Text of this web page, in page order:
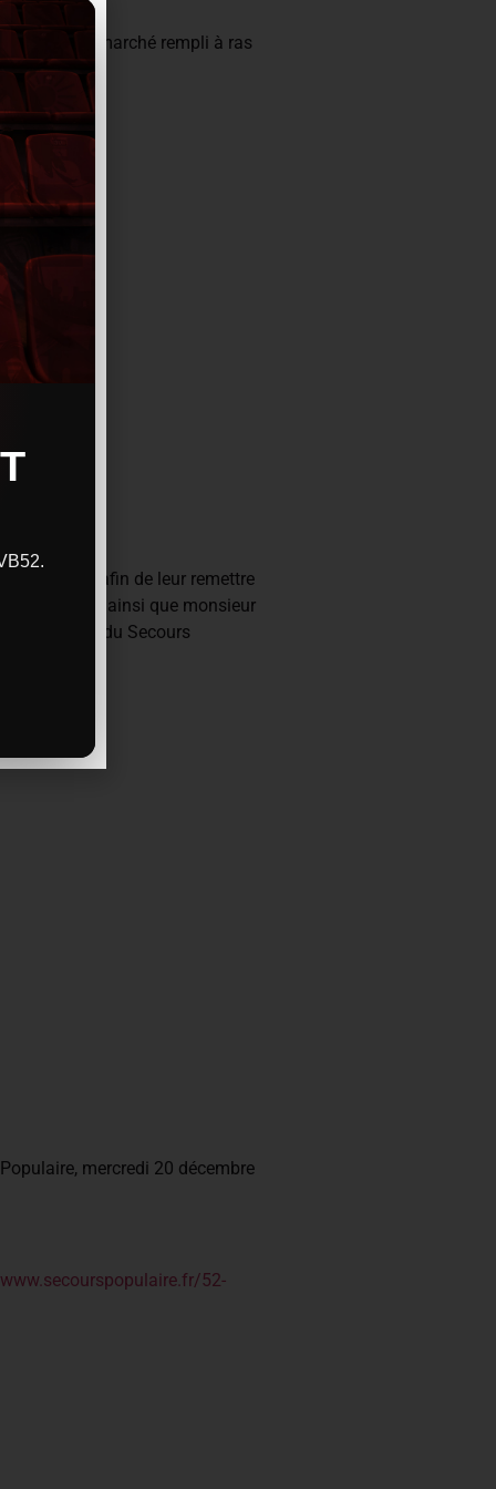
de supermarché rempli à ras
Chaumont afin de leur remettre
l’antenne ainsi que monsieur
locaux du Secours
mercredi 20 décembre
52-